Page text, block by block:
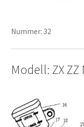
Nummer: 32
Modell: ZX